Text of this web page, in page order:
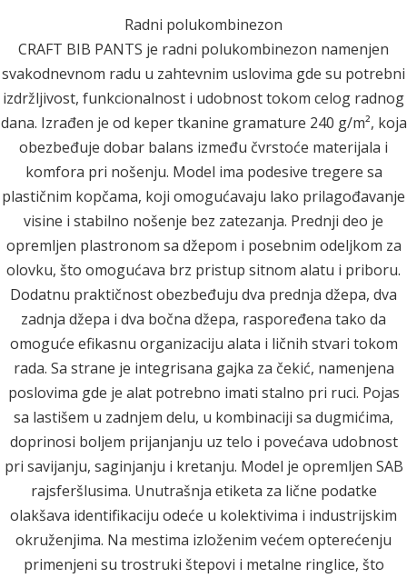
Radni polukombinezon
CRAFT BIB PANTS je radni polukombinezon namenjen
svakodnevnom radu u zahtevnim uslovima gde su potrebni
izdržljivost, funkcionalnost i udobnost tokom celog radnog
dana. Izrađen je od keper tkanine gramature 240 g/m², koja
obezbeđuje dobar balans između čvrstoće materijala i
komfora pri nošenju. Model ima podesive tregere sa
plastičnim kopčama, koji omogućavaju lako prilagođavanje
visine i stabilno nošenje bez zatezanja. Prednji deo je
opremljen plastronom sa džepom i posebnim odeljkom za
olovku, što omogućava brz pristup sitnom alatu i priboru.
Dodatnu praktičnost obezbeđuju dva prednja džepa, dva
zadnja džepa i dva bočna džepa, raspoređena tako da
omoguće efikasnu organizaciju alata i ličnih stvari tokom
rada. Sa strane je integrisana gajka za čekić, namenjena
poslovima gde je alat potrebno imati stalno pri ruci. Pojas
sa lastišem u zadnjem delu, u kombinaciji sa dugmićima,
doprinosi boljem prijanjanju uz telo i povećava udobnost
pri savijanju, saginjanju i kretanju. Model je opremljen SAB
rajsferšlusima. Unutrašnja etiketa za lične podatke
olakšava identifikaciju odeće u kolektivima i industrijskim
okruženjima. Na mestima izloženim većem opterećenju
primenjeni su trostruki štepovi i metalne ringlice, što